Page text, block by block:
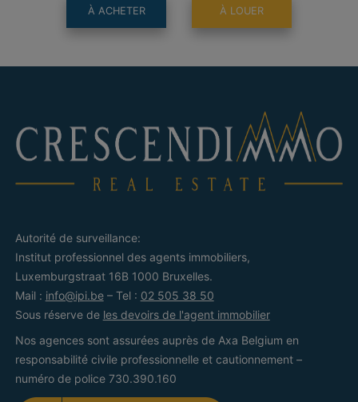
À ACHETER À LOUER
Autorité de surveillance:
Institut professionnel des agents immobiliers,
Luxemburgstraat 16B 1000 Bruxelles.
Mail : info@ipi.be– Tel : 02 505 38 50
Sous réserve de les devoirs de l'agent immobilier
Nos agences sont assurées auprès de Axa Belgium en
responsabilité civile professionnelle et cautionnement –
numéro de police 730.390.160